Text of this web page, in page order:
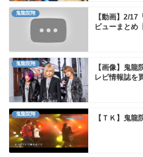
鬼龍院翔
【動画】2/
ビューまとめ
鬼龍院翔
【画像】鬼
レビ情報誌を
鬼龍院翔 【ＴＫ】鬼